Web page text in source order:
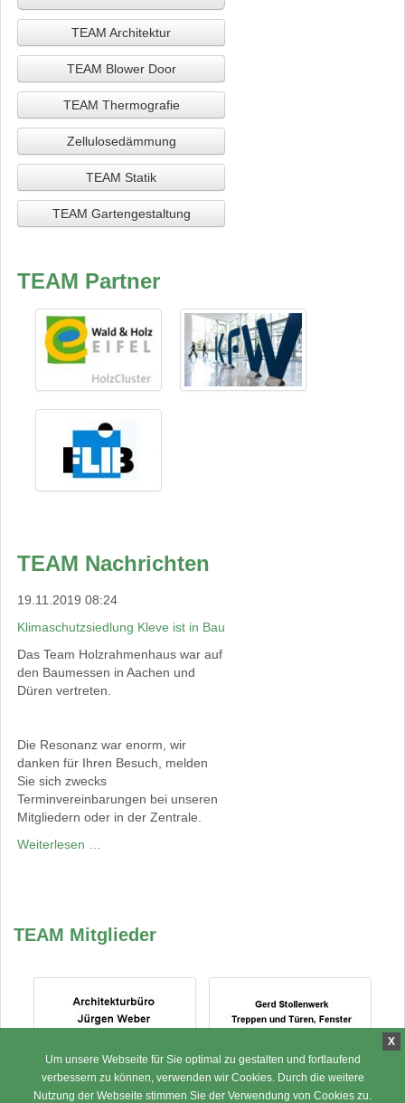
TEAM Architektur
TEAM Blower Door
TEAM Thermografie
Zellulosedämmung
TEAM Statik
TEAM Gartengestaltung
TEAM Partner
TEAM Nachrichten
19.11.2019 08:24
Klimaschutzsiedlung Kleve ist in Bau
Das Team Holzrahmenhaus war auf
den Baumessen in Aachen und
Düren vertreten.
Die Resonanz war enorm, wir
danken für Ihren Besuch, melden
Sie sich zwecks
Terminvereinbarungen bei unseren
Mitgliedern oder in der Zentrale.
Weiterlesen …
TEAM Mitglieder
Architekturbüro Jürgen Weber -
Um unsere Webseite für Sie optimal zu gestalten und fortlaufend
verbessern zu können, verwenden wir Cookies. Durch die weitere
Nutzung der Webseite stimmen Sie der Verwendung von Cookies zu.
X